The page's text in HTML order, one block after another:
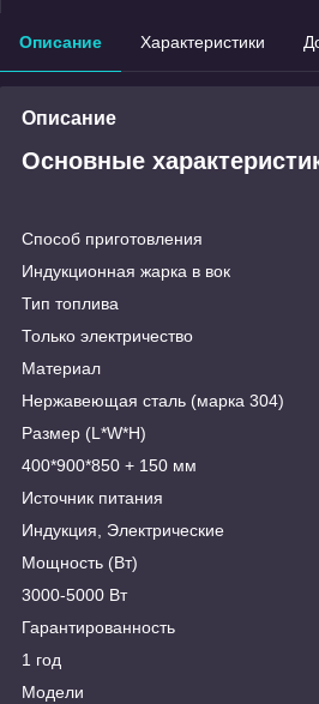
Описание Характеристики
Описание
Основные
Способ приготовления
Индукционная жарка в вок
Тип топлива
Только электричество
Материал
Нержавеющая сталь (марка 304)
Размер (L*W*H)
400*900*850 + 150 мм
Источник питания
Индукция, Электрические
Мощность (Вт)
3000-5000 Вт
Гарантированность
1 год
Модели